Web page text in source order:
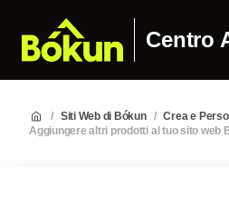
Centro
/ Siti Web di Bókun / Crea e
Aggiungere altri prodotti al tuo sito web